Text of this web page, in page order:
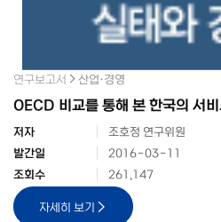
연구보고서 산업·경영
OECD 비교를 통해 본 한국의 서
저자
조호정 연구위원
발간일
2016-03-11
조회수
261,147
자세히 보기